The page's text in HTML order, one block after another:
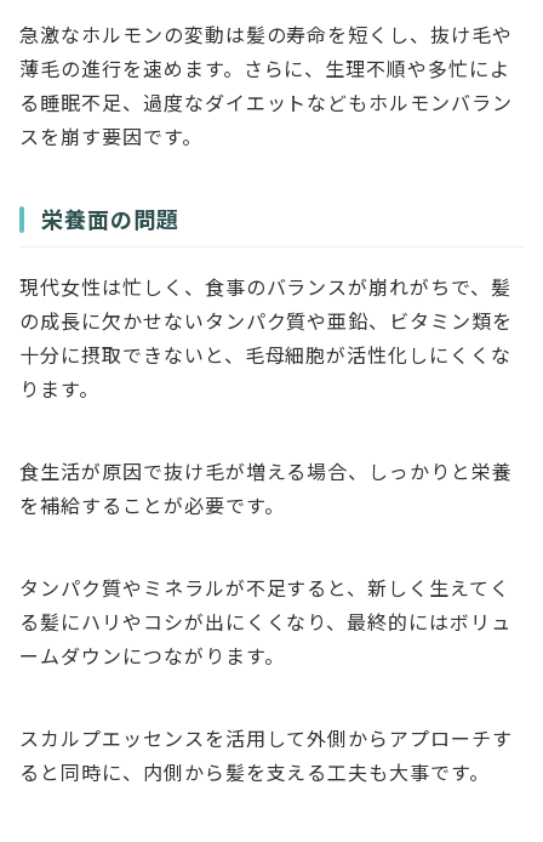
急激なホルモンの変動は髪の寿命を短くし、抜け毛や
薄毛の進行を速めます。さらに、生理不順や多忙によ
る睡眠不足、過度なダイエットなどもホルモンバラン
スを崩す要因です。
栄養面の問題
現代女性は忙しく、食事のバランスが崩れがちで、髪
の成長に欠かせないタンパク質や亜鉛、ビタミン類を
十分に摂取できないと、毛母細胞が活性化しにくくな
ります。
食生活が原因で抜け毛が増える場合、しっかりと栄養
を補給することが必要です。
タンパク質やミネラルが不足すると、新しく生えてく
る髪にハリやコシが出にくくなり、最終的にはボリュ
ームダウンにつながります。
スカルプエッセンスを活用して外側からアプローチす
ると同時に、内側から髪を支える工夫も大事です。